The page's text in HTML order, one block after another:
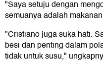
"Saya setuju dengan
semuanya adalah
"Cristiano juga suka hati.
besi dan penting dalam
tidak untuk susu,"